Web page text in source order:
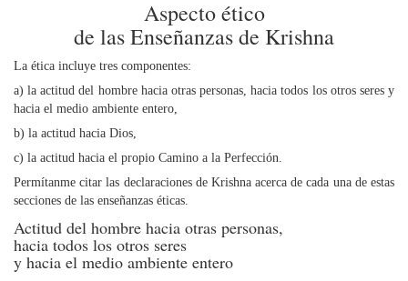
Aspecto ético
de las Enseñanzas de Krishna
La ética incluye tres componentes:
a) la actitud del hombre hacia otras personas, hacia todos los otros seres y
hacia el medio ambiente entero,
b) la actitud hacia Dios,
c) la actitud hacia el propio Camino a la Perfección.
Permítanme citar las declaraciones de Krishna acerca de cada una de estas
secciones de las enseñanzas éticas.
Actitud del hombre hacia otras personas,
hacia todos los otros seres
y hacia el medio ambiente entero